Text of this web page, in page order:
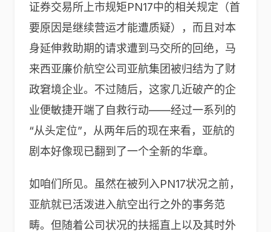
证券交易所上市规矩PN17中的相关规定（首
要原因是继续营运才能遭质疑），而且对本
身延伸救助期的请求遭到马交所的回绝，马
来西亚廉价航空公司亚航集团被归结为了财
政窘境企业。不过随后，这家几近破产的企
业便敏捷开端了自救行动——经过一系列的
“从头定位”，从两年后的现在来看，亚航的
剧本好像现已翻到了一个全新的华章。
如咱们所见。虽然在被列入PN17状况之前，
亚航就已活泼进入航空出行之外的事务范
畴。但随着公司状况的扶摇直上以及其时外